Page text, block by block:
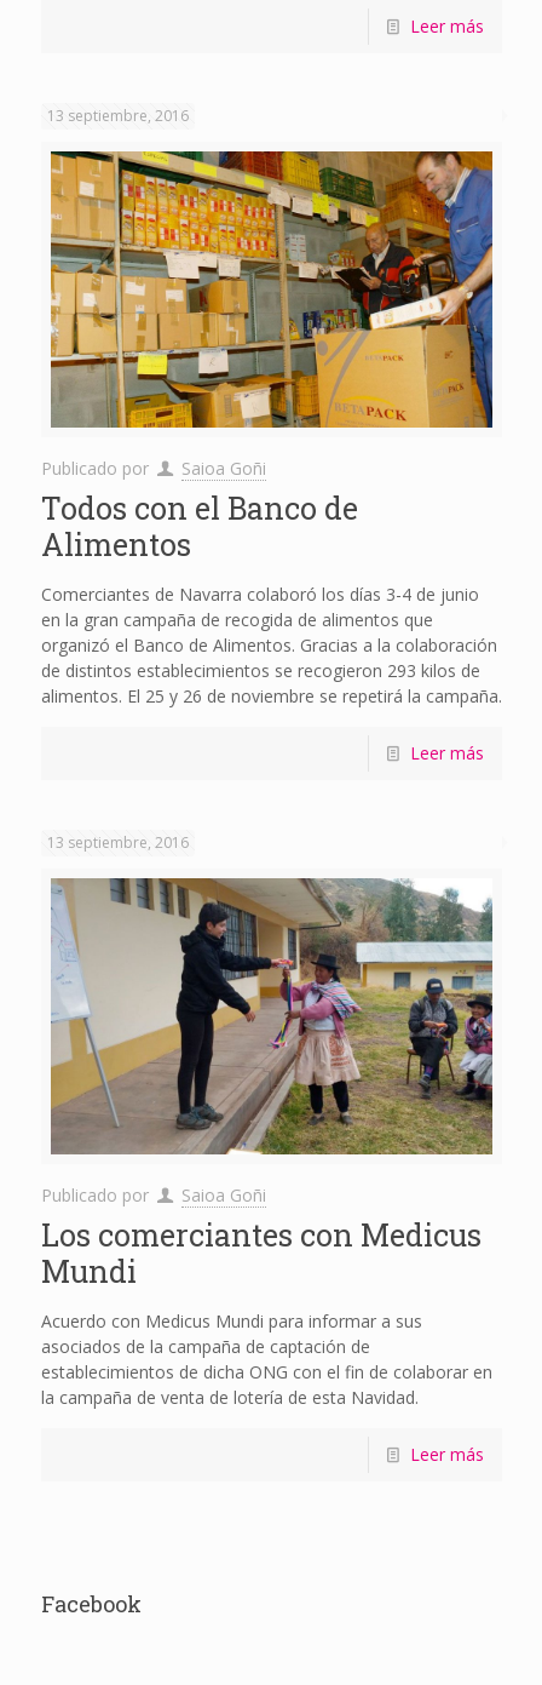
Leer más
13 septiembre, 2016
Publicado por Saioa Goñi
Todos con el Banco de
Alimentos
Comerciantes de Navarra colaboró los días 3-4 de junio
en la gran campaña de recogida de alimentos que
organizó el Banco de Alimentos. Gracias a la colaboración
de distintos establecimientos se recogieron 293 kilos de
alimentos. El 25 y 26 de noviembre se repetirá la campaña.
Leer más
13 septiembre, 2016
Publicado por Saioa Goñi
Los comerciantes con Medicus
Mundi
Acuerdo con Medicus Mundi para informar a sus
asociados de la campaña de captación de
establecimientos de dicha ONG con el fin de colaborar en
la campaña de venta de lotería de esta Navidad.
Leer más
Facebook